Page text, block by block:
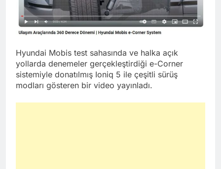
Hyundai Mobis test sahasında ve halka açık
yollarda denemeler gerçekleştirdiği e-Corner
sistemiyle donatılmış Ioniq 5 ile çeşitli sürüş
modları gösteren bir video yayınladı.